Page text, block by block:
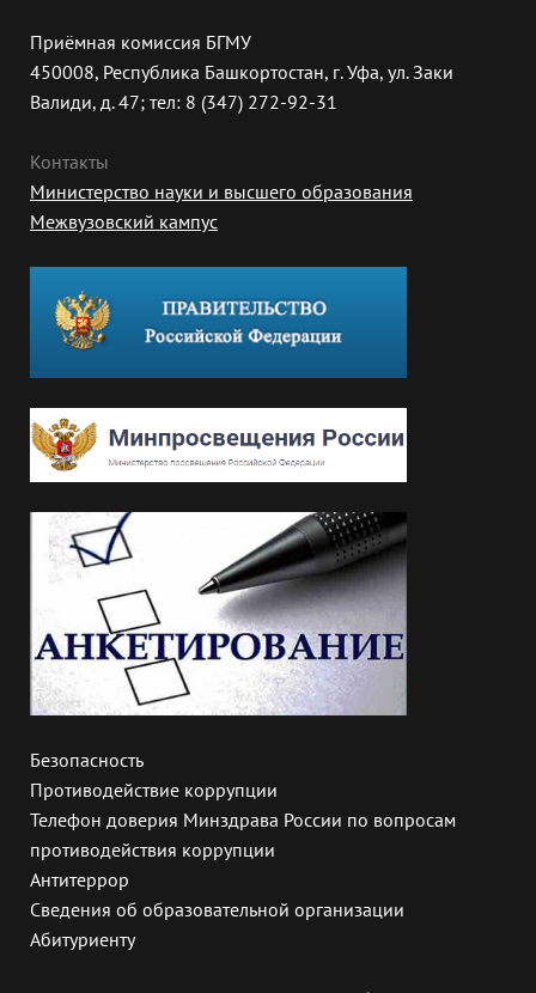
Приёмная комиссия БГМУ
450008, Республика Башкортостан, г. Уфа, ул. Заки
Валиди, д. 47; тел: 8 (347) 272-92-31
Контакты
Министерство науки и высшего образования
Межвузовский кампус
Безопасность
Противодействие коррупции
Телефон доверия Минздрава России по вопросам
противодействия коррупции
Антитеррор
Сведения об образовательной организации
Абитуриенту